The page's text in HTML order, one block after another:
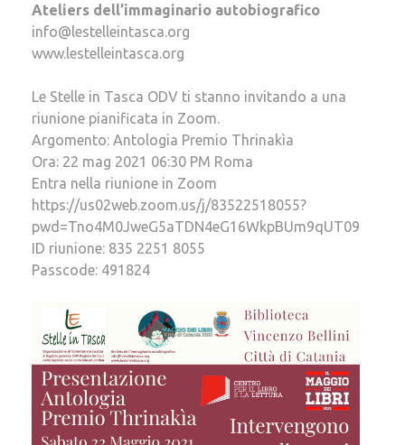
Ateliers dell’immaginario autobiografico
info@lestelleintasca.org
www.lestelleintasca.org
Le Stelle in Tasca ODV ti stanno invitando a una
riunione pianificata in Zoom.
Argomento: Antologia Premio Thrinakìa
Ora: 22 mag 2021 06:30 PM Roma
Entra nella riunione in Zoom
https://us02web.zoom.us/j/83522518055?
pwd=Tno4M0JweG5aTDN4eG16WkpBUm9qUT09
ID riunione: 835 2251 8055
Passcode: 491824